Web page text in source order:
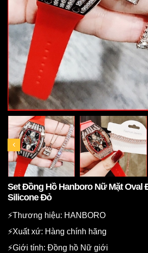
Set Đồng Hồ Hanboro Nữ Mặt Oval
Silicone Đỏ
⚡️Thương hiệu: HANBORO
⚡️Xuất xứ: Hàng chính hãng
⚡️Giới tính: Đồng hồ Nữ giới